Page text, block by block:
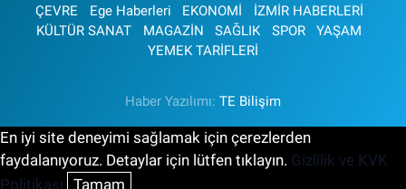
ÇEVRE
Ege Haberleri EKONOMİ
İZMİR HABERLERİ
KÜLTÜR SANAT
MAGAZİN SAĞLIK SPOR
YAŞAM
YEMEK TARİFLERİ
Haber Yazılımı: TE Bilişim
En iyi site deneyimi sağlamak için çerezlerden
faydalanıyoruz. Detaylar için lütfen tıklayın. Gizlilik ve KVK
Politikası Tamam